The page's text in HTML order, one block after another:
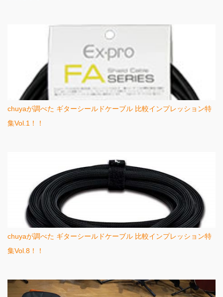
chuyaが調べた ギターシールドケーブル 比較インプレッション特
集Vol.1！！
chuyaが調べた ギターシールドケーブル 比較インプレッション特
集Vol.8！！